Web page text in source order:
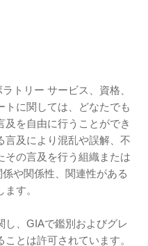
トリー サービス、資格、
トに関しては、どなたでも
を自由に行うことができ
言及により混乱や誤解、不
その言及を行う組織または
や関係性、関連性がある
す。
し、GIAで鑑別およびグレ
とは許可されています。